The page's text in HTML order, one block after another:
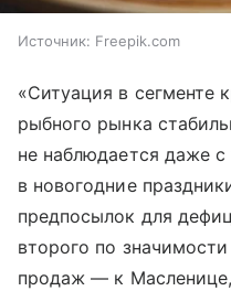
Источник: Freepik.com
«Ситуация в сегменте
рыбного рынка
не наблюдается даже
в новогодние
предпосылок для
второго по
продаж — к